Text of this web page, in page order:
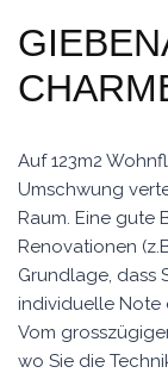
Auf 123m2
Umschwung
Raum. Eine gute
Renovationen
Grundlage, dass
individuelle Note
Vom
wo Sie die